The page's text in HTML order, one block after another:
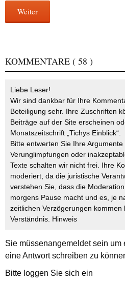
Weiter
KOMMENTARE ( 58 )
Liebe Leser!
Wir sind dankbar für Ihre
Beteiligung sehr. Ihre Zuschriften
Beiträge auf der Site erscheinen
Monatszeitschrift „Tichys Einblick“.
Bitte entwerten Sie Ihre
Verunglimpfungen oder
Texte schalten wir nicht frei. Ihre
moderiert, da die juristische
verstehen Sie, dass die
morgens Pause macht und es, je
zeitlichen Verzögerungen
Verständnis. Hinweis
Sie müssenangemeldetsein um
eine Antwort schreiben zu
Bitte loggen Sie sich ein